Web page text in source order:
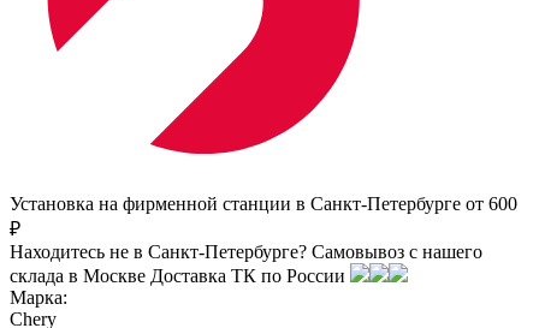
Установка на фирменной станции в Санкт-Петербурге от 600
₽
Находитесь не в Санкт-Петербурге? Самовывоз с нашего
склада в Москве Доставка ТК по России
Марка:
Chery